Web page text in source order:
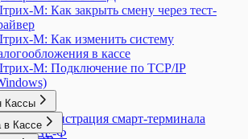
М: Как закрыть смену через тест-
М: Как изменить систему
в кассе
М: Подключение по TCP/IP
Кассы
Регистрация смарт-терминала
SE-Ф
в Кассе